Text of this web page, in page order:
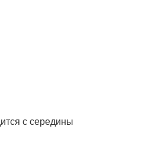
с середины